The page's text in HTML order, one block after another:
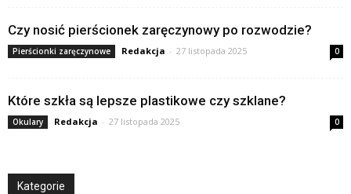
Czy nosić pierścionek zaręczynowy po rozwodzie?
Pierścionki zaręczynowe Redakcja - 27 listopada 2025 0
Które szkła są lepsze plastikowe czy szklane?
Okulary Redakcja - 27 listopada 2025 0
Kategorie